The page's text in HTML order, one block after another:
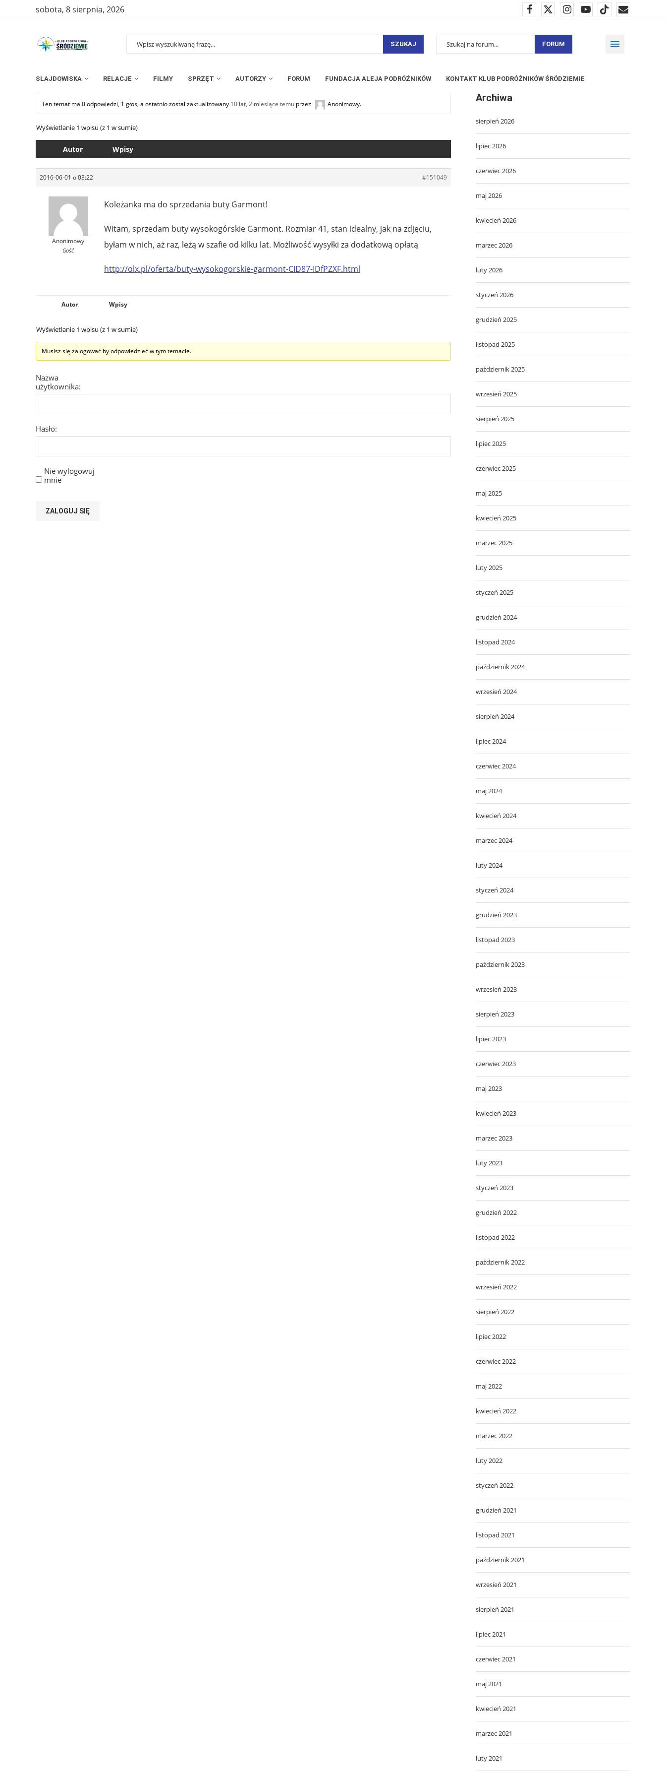
sobota, 8 sierpnia, 2026
SZUKAJ FORUM
SLAJDOWISKA RELACJE FILMY SPRZĘT AUTORZY FORUM FUNDACJA ALEJA PODRÓŻNIKÓW KONTAKT KLUB PODRÓŻNIKÓW ŚRÓDZIEMIE
Ten temat ma 0 odpowiedzi, 1 głos, a ostatnio został zaktualizowany 10 lat, 2 miesiące temu przez Anonimowy.
Wyświetlanie 1 wpisu (z 1 w sumie)
Autor Wpisy
2016-06-01 o 03:22 #151049
Anonimowy
Gość
Koleżanka ma do sprzedania buty Garmont!
Witam, sprzedam buty wysokogórskie Garmont. Rozmiar 41, stan idealny, jak na zdjęciu,
byłam w nich, aż raz, leżą w szafie od kilku lat. Możliwość wysyłki za dodatkową opłatą
http://olx.pl/oferta/buty-wysokogorskie-garmont-CID87-IDfPZXF.html
Autor Wpisy
Wyświetlanie 1 wpisu (z 1 w sumie)
Musisz się zalogować by odpowiedzieć w tym temacie.
Nazwa
użytkownika:
Hasło:
Nie wylogowuj
mnie
ZALOGUJ SIĘ
Archiwa
sierpień 2026
lipiec 2026
czerwiec 2026
maj 2026
kwiecień 2026
marzec 2026
luty 2026
styczeń 2026
grudzień 2025
listopad 2025
październik 2025
wrzesień 2025
sierpień 2025
lipiec 2025
czerwiec 2025
maj 2025
kwiecień 2025
marzec 2025
luty 2025
styczeń 2025
grudzień 2024
listopad 2024
październik 2024
wrzesień 2024
sierpień 2024
lipiec 2024
czerwiec 2024
maj 2024
kwiecień 2024
marzec 2024
luty 2024
styczeń 2024
grudzień 2023
listopad 2023
październik 2023
wrzesień 2023
sierpień 2023
lipiec 2023
czerwiec 2023
maj 2023
kwiecień 2023
marzec 2023
luty 2023
styczeń 2023
grudzień 2022
listopad 2022
październik 2022
wrzesień 2022
sierpień 2022
lipiec 2022
czerwiec 2022
maj 2022
kwiecień 2022
marzec 2022
luty 2022
styczeń 2022
grudzień 2021
listopad 2021
październik 2021
wrzesień 2021
sierpień 2021
lipiec 2021
czerwiec 2021
maj 2021
kwiecień 2021
marzec 2021
luty 2021